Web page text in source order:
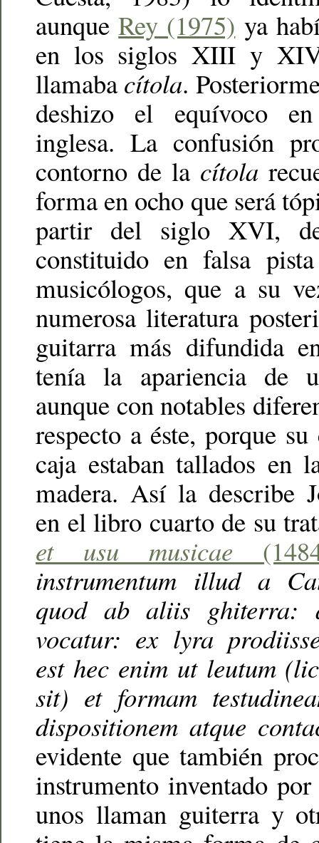
aunqueRey (1975) ya
en los siglos XIII y XIV
llamabacítola.
deshizo el equívoco
inglesa. La confusión
contorno de la cítola
forma en ocho que será
partir del siglo XVI,
constituido en falsa
musicólogos, que a su
numerosa literatura
guitarra más difundida
tenía la apariencia de
aunque con notables
respecto a éste, porque
caja estaban tallados en
madera. Así la describe
en el libro cuarto de su
et usu musicae
instrumentum illud a
quod ab aliis ghiterra:
vocatur: ex lyra
est hec enim ut leutum
sit) et formam
dispositionem atque
evidente que también
instrumento inventado
unos llaman guiterra y